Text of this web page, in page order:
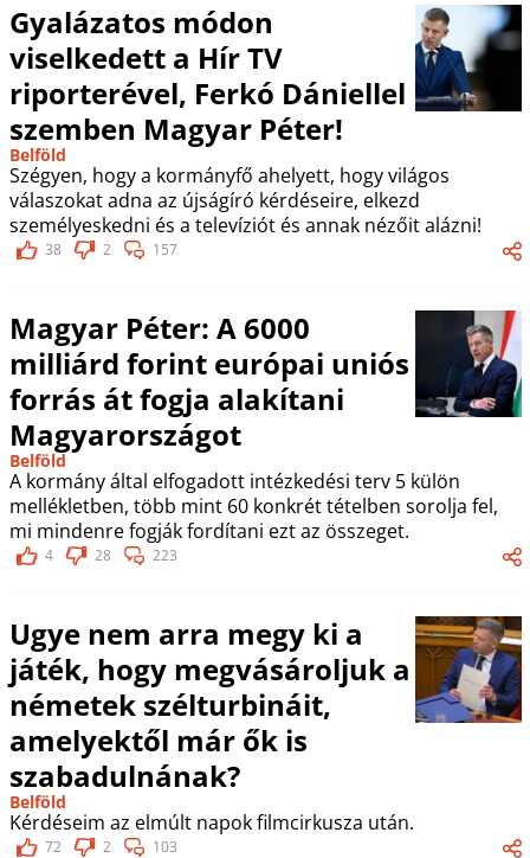
Gyalázatos módon
viselkedett a Hír TV
riporterével, Ferkó Dániellel
szemben Magyar Péter!
Belföld
Szégyen, hogy a kormányfő ahelyett, hogy világos
válaszokat adna az újságíró kérdéseire, elkezd
személyeskedni és a televíziót és annak nézőit alázni!
38 2 157
Magyar Péter: A 6000
milliárd forint európai uniós
forrás át fogja alakítani
Magyarországot
Belföld
A kormány által elfogadott intézkedési terv 5 külön
mellékletben, több mint 60 konkrét tételben sorolja fel,
mi mindenre fogják fordítani ezt az összeget.
4 28 223
Ugye nem arra megy ki a
játék, hogy megvásároljuk a
németek szélturbináit,
amelyektől már ők is
szabadulnának?
Belföld
Kérdéseim az elmúlt napok filmcirkusza után.
72 2 103